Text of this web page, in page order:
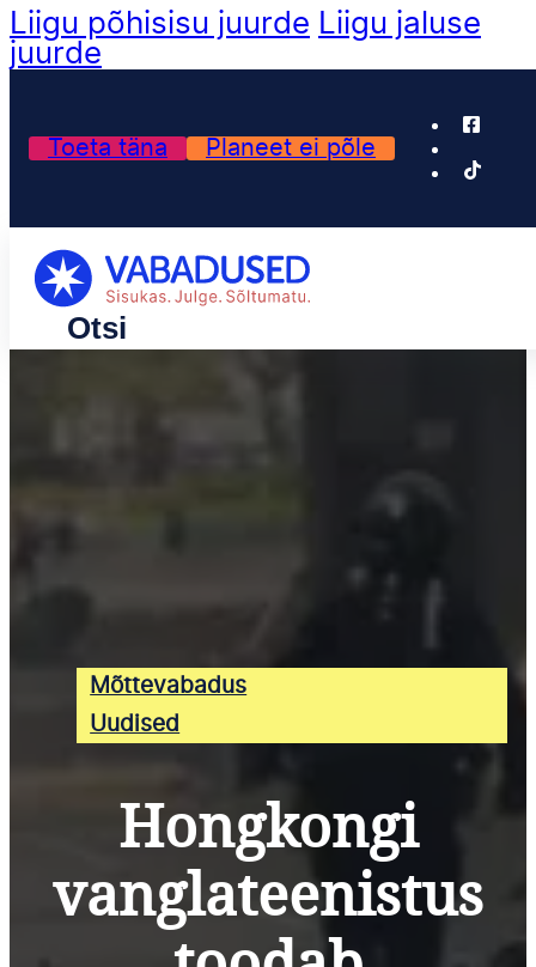
Liigu põhisisu juurde Liigu jaluse
juurde
Toeta täna Planeet ei põle
Mõttevabadus
Uudised
Hongkongi
vanglateenistus